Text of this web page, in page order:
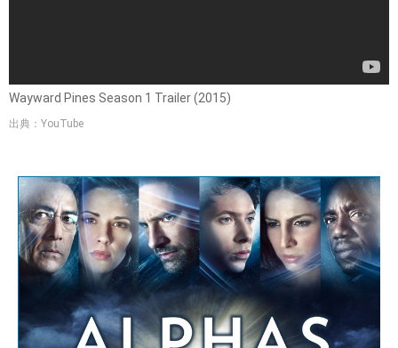
Wayward Pines Season 1 Trailer (2015)
出典：YouTube